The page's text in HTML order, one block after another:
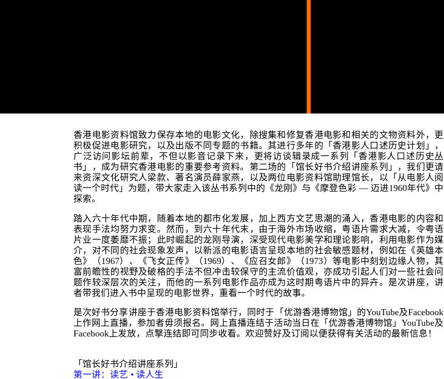
香港电影资料馆致力保存本地的电影文化，除搜集和修复香港电影和相关的文物资料外，更
积极促进电影研究，以及出版不同专题的书籍。其进行多年的「香港影人口述历史计划」，
广泛访问影坛前辈，不但以影音记录下来，更将访谈辑录成一系列「香港影人口述历史丛
书」，成为研究香港电影的重要参考资料。第二场的「馆长好书介绍讲座系列」，我们更请
来资深文化研究人梁款、著名演员薛家燕，以及两位电影资料馆助理馆长，以「从电影人阅
读一个时代」为题，带大家走入该丛书系列中的《龙刚》与《摩登色彩 — 迈进1960年代》中
探索。
踏入六十年代中期，随着本地的都市化发展，加上西方文艺思潮的涌入，香港电影的内容和
表现手法均努力求变。然而，到六十年代末，由于海外市场收缩，粤语片需求大减，令粤语
片业一度萎靡不振；此时崛起的龙刚导演，深受现代电影美学和理论影响，利用电影作为媒
介，对不同的社会现象发声，以新派的电影语言呈现本地的社会敏感题材，例如在《英雄本
色》（1967）、《飞女正传》（1969）、《应召女郎》（1973）等电影中刻划边缘人物，其
富前瞻性的视野及破格的手法不但冲击较保守的主流价值观，亦成功引起人们对一些社会问
题作较深层次的关注，而他的一系列电影作品亦成为这时期粤语片中的异卉。是次讲座，讲
者带我们进入书中呈现的电影世界，重看一个时代的故事。
是次好书分享讲座于香港电影资料馆举行，同时于「优游香港博物馆」的YouTube及Facebook
上作网上直播，参加者毋须报名。网上直播连结于活动当日在「优游香港博物馆」YouTube及
Facebook上发放，点撃连结即可同步收看。欢迎赞好及订阅以便获得有关活动的最新信息！
「馆长好书介绍讲座系列」
第一讲：读艺 • 读人生